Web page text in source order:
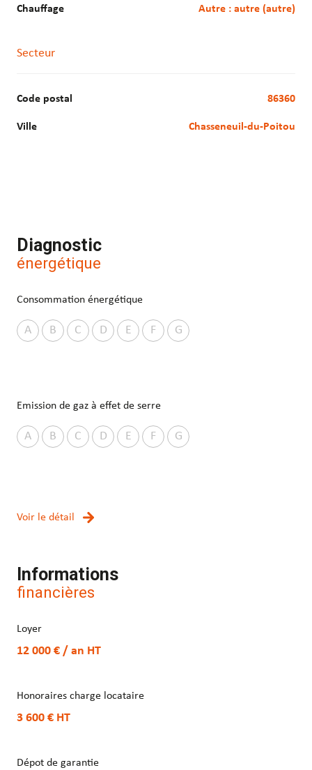
Chauffage autre : autre (autre)
Secteur
Code postal 86360
Ville Chasseneuil-du-Poitou
Diagnostic
énergétique
Consommation énergétique
A B C D E F G
Emission de gaz à effet de serre
A B C D E F G
Voir le détail
Informations
financières
Loyer
12 000 € / an HT
Honoraires charge locataire
3 600 € HT
Dépot de garantie